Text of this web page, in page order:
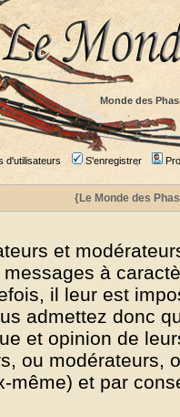
Monde des
d'utilisateurs S'enregistrer
{Le Monde des
et
à
il leur est
admettez donc
et opinion de
ou modérateurs,
même) et par